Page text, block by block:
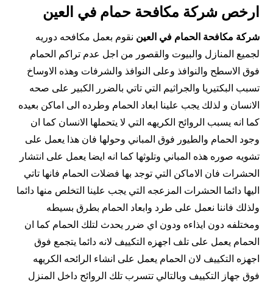
ارخص شركة مكافحة حمام في العين
شركة مكافحة الحمام في العين نقوم بعمل مكافحه دوريه
لجميع المنازل والبيوت والقصور من اجل عدم تراكم الحمام
فوق الاسطح والنوافذ وعلى النوافذ والشرفات وهذه الاوساخ
تسبب البكتيريا والجراثيم التي تاتي بالضرر الكبير على صحه
الانسان و لذلك يجب علينا ابعاد الحمام وطرده الى اماكن بعيده
كما انه يسبب الروائح الكريهه التي لا يتحملها الانسان كما ان
وجود الحمام والطيور فوق المباني وحولها فان هذا يعمل على
تشويه صوره هذه المباني وتلوثها كما انه ايضا يعمل على انتشار
الحشرات فان الاماكن التي توجد بها فضلات الحمام فانها تاتي
اليها دائما الحشرات المزعجه التي يجب علينا التخلص منها دائما
ولذلك فاننا نعمل على طرد وابعاد الحمام بطرق بسيطه
ومختلفه دون ايذاءه ودون اي ضرر يحدث لتلك الحمام كما ان
الحمام يعمل على تلف اجهزه التكييف لانه دائما يتجمع فوق
اجهزه التكييف لان الحمام يعمل على انشاء الرائحه الكريهه
فوق جهاز التكييف وبالتالي تتسرب تلك الروائح داخل المنزل